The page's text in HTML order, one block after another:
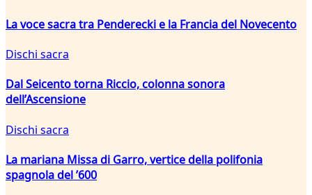
La voce sacra tra Penderecki e la Francia del Novecento
Dischi sacra
Dal Seicento torna Riccio, colonna sonora
dell’Ascensione
Dischi sacra
La mariana Missa di Garro, vertice della polifonia
spagnola del ’600